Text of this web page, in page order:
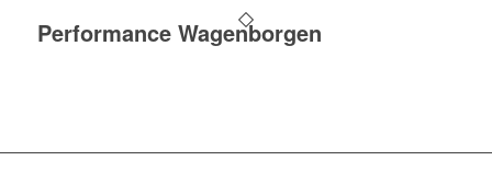
Performance Wagenborgen